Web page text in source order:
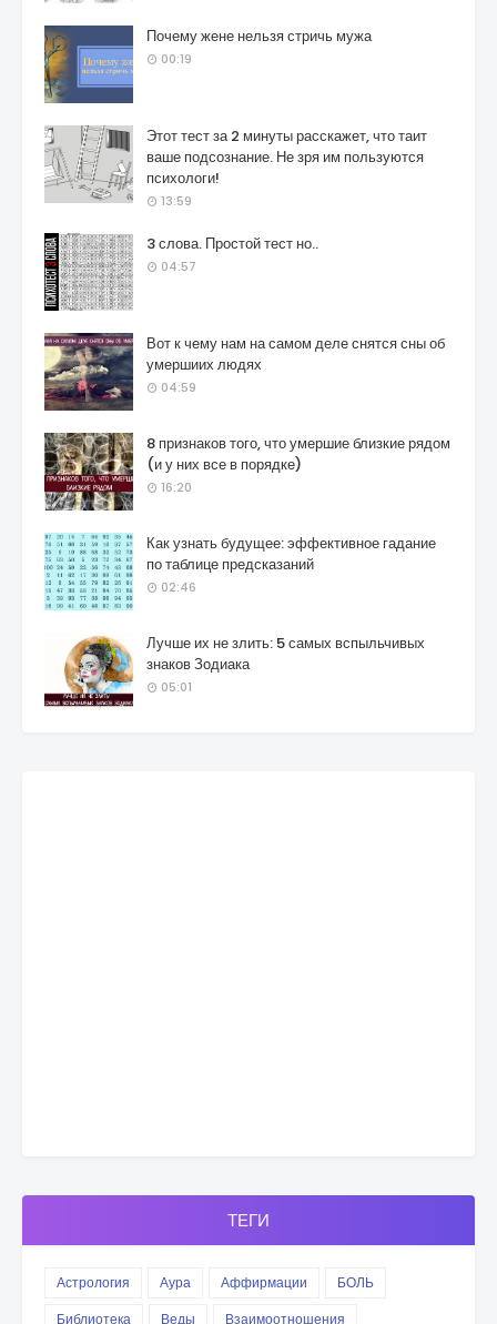
Почему жене нельзя стричь мужа
00:19
Этот тест за 2 минуты расскажет, что таит
ваше подсознание. Не зря им пользуются
психологи!
13:59
3 слова. Простой тест но..
04:57
Вот к чему нам на самом деле снятся сны об
умершиих людях
04:59
8 признаков того, что умершие близкие рядом
(и у них все в порядке)
16:20
Как узнать будущее: эффективное гадание
по таблице предсказаний
02:46
Лучше их не злить: 5 самых вспыльчивых
знаков Зодиака
05:01
ТЕГИ
Астрология Аура Аффирмации
БОЛЬ
Библиотека
Веды
Взаимоотношения